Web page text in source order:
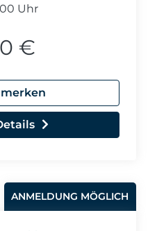
Uhr
€
ANMELDUNG MÖGLICH